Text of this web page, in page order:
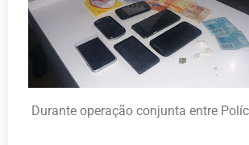
Durante operação conjunta entre